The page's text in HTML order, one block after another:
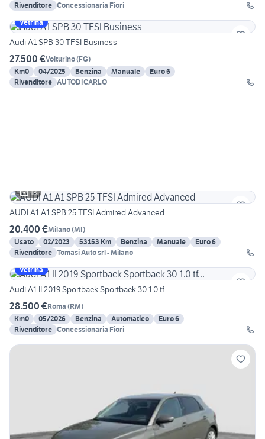
Rivenditore Concessionaria Fiori
Vetrina
Audi A1 SPB 30 TFSI Business
27.500 €Volturino(FG)
Km0
04/2025 Benzina Manuale
Euro 6
Rivenditore AUTODICARLO
18
AUDI A1 A1 SPB 25 TFSI Admired Advanced
20.400 €Milano(MI)
Usato
02/2023 53153 Km Benzina Manuale
Euro 6
Rivenditore Tomasi Auto srl - Milano
Vetrina
Audi A1 II 2019 Sportback Sportback 30 1.0 tf...
28.500 €Roma (RM)
Km0
05/2026 Benzina Automatico
Euro 6
Rivenditore Concessionaria Fiori